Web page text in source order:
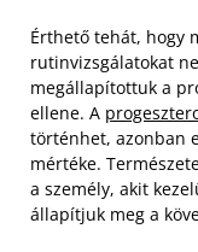
Érthető tehát, hogy
rutinvizsgálatokat
megállapítottuk a
ellene. A
történhet, azonban
mértéke.
a személy, akit
állapítjuk meg a